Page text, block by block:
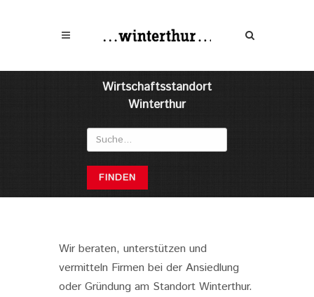
Wirtschaftsstandort
Winterthur
FINDEN
Wir beraten, unterstützen und
vermitteln Firmen bei der Ansiedlung
oder Gründung am Standort Winterthur.